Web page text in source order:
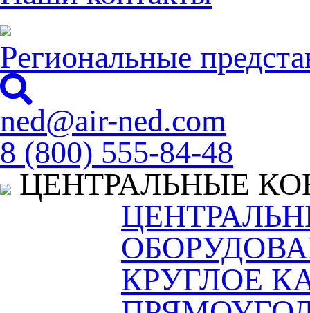
Региональные
ned@air-ned.com
8 (800) 555-84-48
ЦЕНТРАЛЬНЫЕ
КРУГЛОЕ